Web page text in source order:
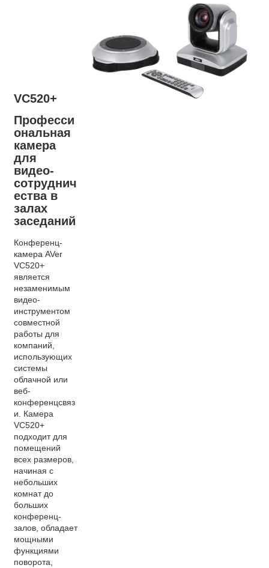
VC520+
Професси
ональная
камера
для
видео-
сотруднич
ества в
залах
заседаний
Конференц-
камера AVer
VC520+
является
незаменимым
видео-
инструментом
совместной
работы для
компаний,
использующих
системы
облачной или
веб-
конференцсвяз
и. Камера
VC520+
подходит для
помещений
всех размеров,
начиная с
небольших
комнат до
больших
конференц-
залов, обладает
мощными
функциями
поворота,